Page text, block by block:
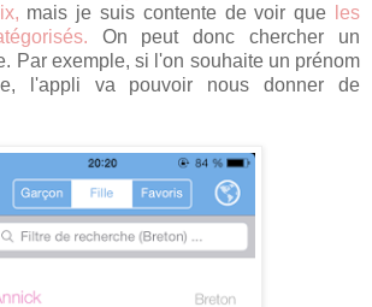
mais je suis contente de voir que
les
On peut donc chercher un
Par exemple, si l'on souhaite un prénom
l'appli va pouvoir nous donner de